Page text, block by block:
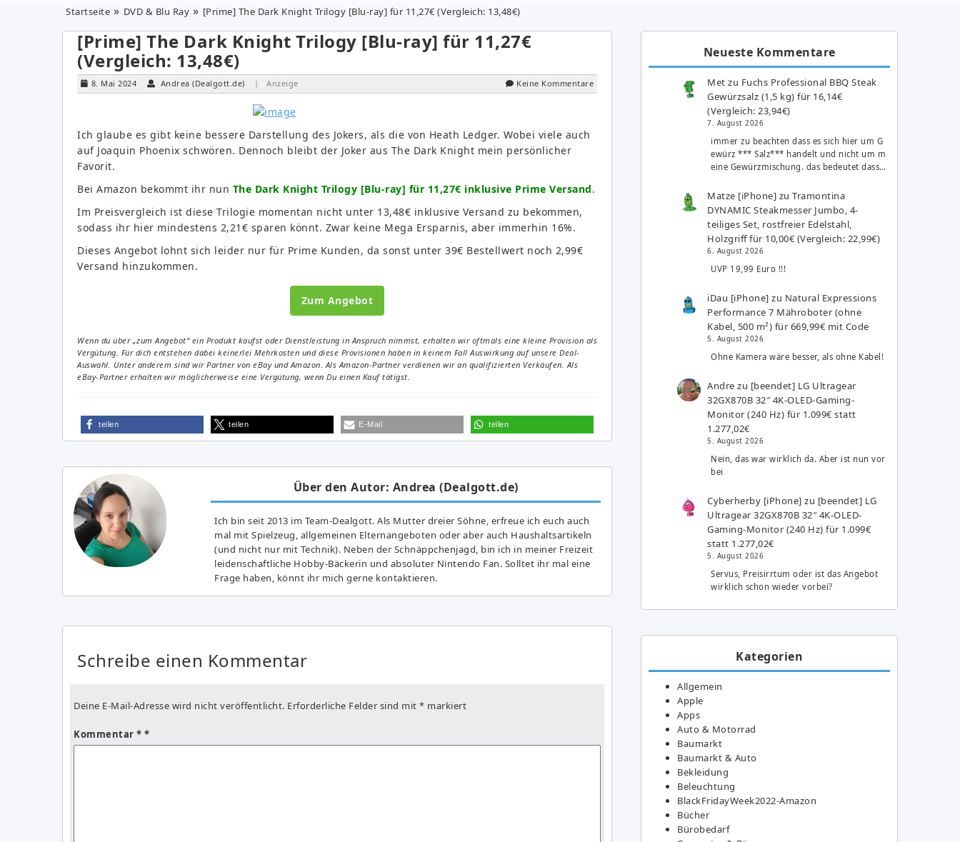
Startseite DVD & Blu Ray [Prime] The Dark Knight Trilogy [Blu-ray] für 11,27€ (Vergleich: 13,48€)
[Prime] The Dark Knight Trilogy [Blu-ray] für 11,27€
(Vergleich: 13,48€)
8. Mai 2024 Andrea (Dealgott.de) | Anzeige Keine Kommentare
Ich glaube es gibt keine bessere Darstellung des Jokers, als die von Heath Ledger. Wobei viele auch
auf Joaquin Phoenix schwören. Dennoch bleibt der Joker aus The Dark Knight mein persönlicher
Favorit.
Bei Amazon bekommt ihr nun The Dark Knight Trilogy [Blu-ray] für 11,27€ inklusive Prime Versand.
Im Preisvergleich ist diese Trilogie momentan nicht unter 13,48€ inklusive Versand zu bekommen,
sodass ihr hier mindestens 2,21€ sparen könnt. Zwar keine Mega Ersparnis, aber immerhin 16%.
Dieses Angebot lohnt sich leider nur für Prime Kunden, da sonst unter 39€ Bestellwert noch 2,99€
Versand hinzukommen.
Zum Angebot
Wenn du über „zum Angebot“ ein Produkt kaufst oder Dienstleistung in Anspruch nimmst, erhalten wir oftmals eine kleine Provision als
Vergütung. Für dich entstehen dabei keinerlei Mehrkosten und diese Provisionen haben in keinem Fall Auswirkung auf unsere Deal-
Auswahl. Unter anderem sind wir Partner von eBay und Amazon. Als Amazon-Partner verdienen wir an qualifizierten Verkäufen. Als
eBay-Partner erhalten wir möglicherweise eine Vergütung, wenn Du einen Kauf tätigst.
teilen teilen E-Mail teilen
Über den Autor: Andrea (Dealgott.de)
Ich bin seit 2013 im Team-Dealgott. Als Mutter dreier Söhne, erfreue ich euch auch
mal mit Spielzeug, allgemeinen Elternangeboten oder aber auch Haushaltsartikeln
(und nicht nur mit Technik). Neben der Schnäppchenjagd, bin ich in meiner Freizeit
leidenschaftliche Hobby-Bäckerin und absoluter Nintendo Fan. Solltet ihr mal eine
Frage haben, könnt ihr mich gerne kontaktieren.
Schreibe einen Kommentar
Deine E-Mail-Adresse wird nicht veröffentlicht. Erforderliche Felder sind mit * markiert
Kommentar *
Neueste Kommentare
Met zu Fuchs Professional BBQ Steak
Gewürzsalz (1,5 kg) für 16,14€
(Vergleich: 23,94€)
7. August 2026
immer zu beachten dass es sich hier um G
ewürz *** Salz*** handelt und nicht um m
eine Gewürzmischung. das bedeutet dass…
Matze [iPhone] zuTramontina
DYNAMIC Steakmesser Jumbo, 4-
teiliges Set, rostfreier Edelstahl,
Holzgriff für 10,00€ (Vergleich: 22,99€)
6. August 2026
UVP 19,99 Euro !!!
iDau [iPhone] zu Natural Expressions
Performance 7 Mähroboter (ohne
Kabel, 500 m²) für 669,99€ mit Code
5. August 2026
Ohne Kamera wäre besser, als ohne Kabel!
Andre zu [beendet] LG Ultragear
32GX870B 32″ 4K-OLED-Gaming-
Monitor (240 Hz) für 1.099€ statt
1.277,02€
5. August 2026
Nein, das war wirklich da. Aber ist nun vor
bei
Cyberherby [iPhone] zu [beendet] LG
Ultragear 32GX870B 32″ 4K-OLED-
Gaming-Monitor (240 Hz) für 1.099€
statt 1.277,02€
5. August 2026
Servus, Preisirrtum oder ist das Angebot
wirklich schon wieder vorbei?
Kategorien
Allgemein
Apple
Apps
Auto & Motorrad
Baumarkt
Baumarkt & Auto
Bekleidung
Beleuchtung
BlackFridayWeek2022-Amazon
Bücher
Bürobedarf